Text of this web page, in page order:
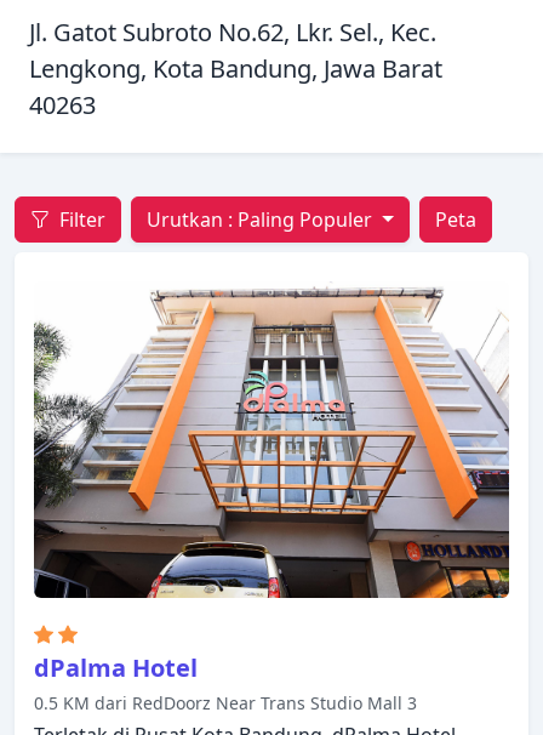
Jl. Gatot Subroto No.62, Lkr. Sel., Kec.
Lengkong, Kota Bandung, Jawa Barat
40263
Filter Urutkan : Paling Populer Peta
dPalma Hotel
0.5 KM dari RedDoorz Near Trans Studio Mall 3